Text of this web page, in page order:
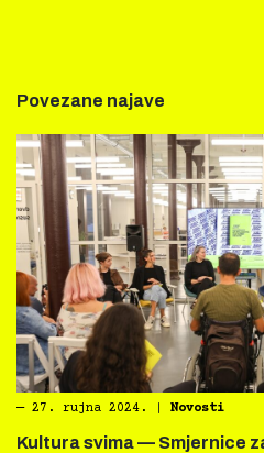
Povezane najave
― 27. rujna 2024. Novosti
Kultura svima — Smjernice